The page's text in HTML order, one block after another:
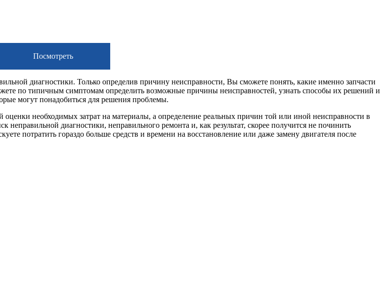
Посмотреть
диагностики. Только определив причину неисправности, Вы сможете понять, какие именно запчасти
по типичным симптомам определить возможные причины неисправностей, узнать способы их решений и
могут понадобиться для решения проблемы.
необходимых затрат на материалы, а определение реальных причин той или иной неисправности в
диагностики, неправильного ремонта и, как результат, скорее получится не починить
потратить гораздо больше средств и времени на восстановление или даже замену двигателя после